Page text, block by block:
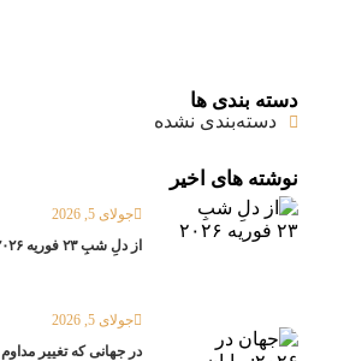
دسته بندی ها
دسته‌بندی نشده
نوشته های اخیر
جولای 5, 2026
از دلِ شبِ ۲۳ فوریه ۲۰۲۶
جولای 5, 2026
در جهانی که تغییر مداوم